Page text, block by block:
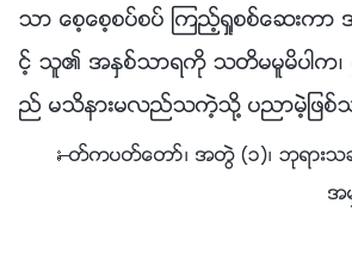
သာ ေစ့ေစ့စပ္စပ္ ၾကည့္ရႈစစ္ေဆးက
င့္ သူ၏ အႏွစ္သာရကို သတိမမူမိပါ
ည္ မသိနားမလည္သကဲ့သို႔ ပညာမဲ့ျဖ
—ႏႈတ္ကပတ္ေတာ္၊ အတြဲ (၁)၊ ဘုရားသခ
အ